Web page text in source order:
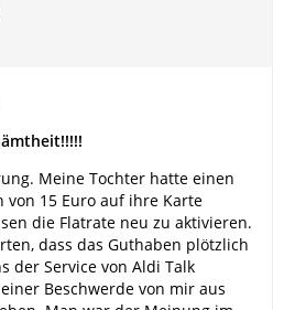
Meine Tochter hatte einen
von 15 Euro auf ihre Karte
die Flatrate neu zu aktivieren.
dass das Guthaben plötzlich
der Service von Aldi Talk
Beschwerde von mir aus